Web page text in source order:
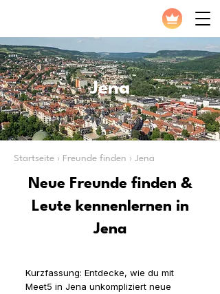
Jena
Startseite › Freunde finden › Jena
Neue Freunde finden &
Leute kennenlernen in
Jena
Kurzfassung: Entdecke, wie du mit
Meet5 in Jena unkompliziert neue